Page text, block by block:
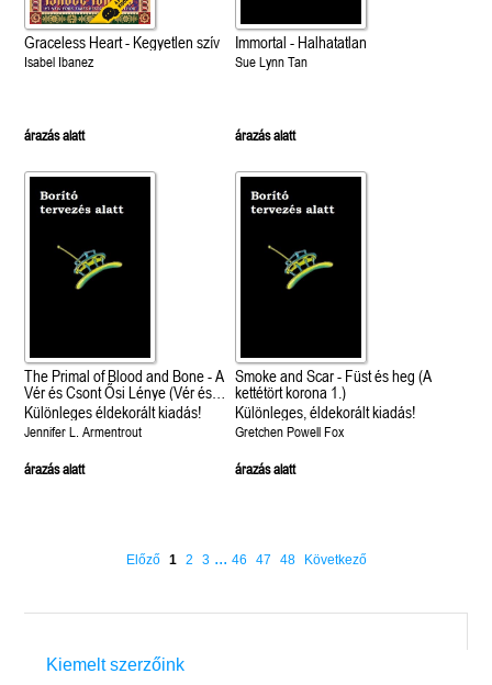
Graceless Heart - Kegyetlen szív
Isabel Ibanez
árazás alatt
Immortal - Halhatatlan
Sue Lynn Tan
árazás alatt
The Primal of Blood and Bone - A
Vér és Csont Ősi Lénye (Vér és
hamu 6.)
Különleges éldekorált kiadás!
Jennifer L. Armentrout
árazás alatt
Smoke and Scar - Füst és heg (A
kettétört korona 1.)
Különleges, éldekorált kiadás!
Gretchen Powell Fox
árazás alatt
Előző 1 2 3 ... 46 47 48 Következő
Kiemelt szerzőink